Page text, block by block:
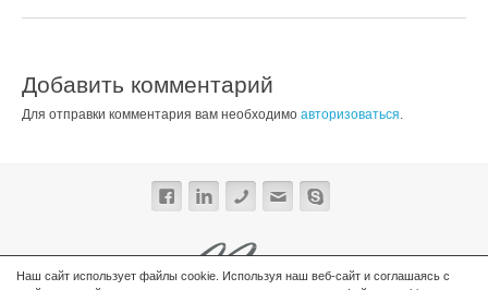
Наш сайт использует файлы cookie. Используя наш веб-сайт и соглашаясь с
Добавить комментарий
Для отправки комментария вам необходимо авторизоваться.